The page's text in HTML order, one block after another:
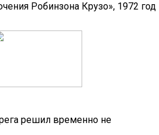
Робинзона Крузо», 1972 год
решил временно не